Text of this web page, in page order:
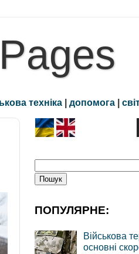
техніка | допомога |
ПОПУЛЯРНЕ:
Військова
основні